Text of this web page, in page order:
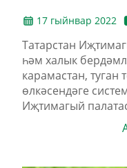
17 гыйнвар 2022
Татарстан
һәм халык
карамастан, туган
өлкәсендәге
Иҗтимагый